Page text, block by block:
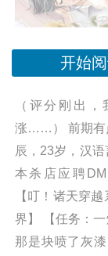
开始
（评分刚出
涨……） 前期有
辰，23岁，汉
本杀店应聘
【叮！诸天穿
界】 【任务：
那是块喷了灰